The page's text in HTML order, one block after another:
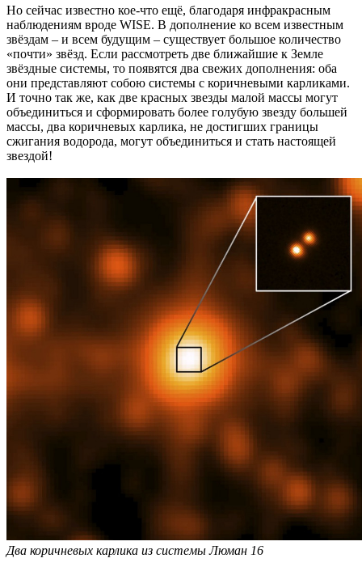
Но сейчас известно кое-что ещё, благодаря инфракрасным
наблюдениям вроде WISE. В дополнение ко всем известным
звёздам – и всем будущим – существует большое количество
«почти» звёзд. Если рассмотреть две ближайшие к Земле
звёздные системы, то появятся два свежих дополнения: оба
они представляют собою системы с коричневыми карликами.
И точно так же, как две красных звезды малой массы могут
объединиться и сформировать более голубую звезду большей
массы, два коричневых карлика, не достигших границы
сжигания водорода, могут объединиться и стать настоящей
звездой!
Два коричневых карлика из системы Люман 16